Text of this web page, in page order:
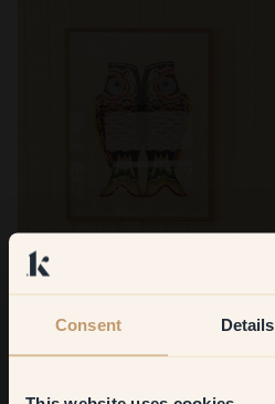
Consent Details